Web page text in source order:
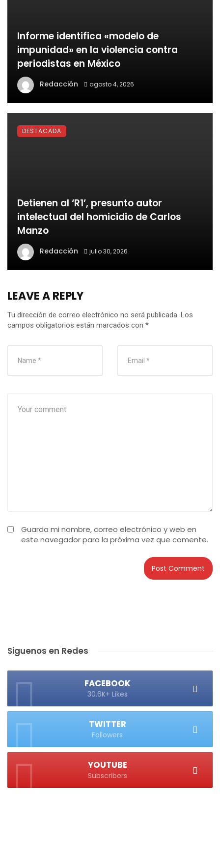
Informe identifica «modelo de
impunidad» en la violencia contra
periodistas en México
Redacción agosto 4, 2026
Detienen al ‘R1’, presunto autor
intelectual del homicidio de Carlos
Manzo
Redacción julio 30, 2026
DESTACADA
LEAVE A REPLY
Tu dirección de correo electrónico no será publicada. Los
campos obligatorios están marcados con *
Guarda mi nombre, correo electrónico y web en
este navegador para la próxima vez que comente.
Siguenos en Redes
FACEBOOK
30.6K+ Likes
TWITTER
Followers
YOUTUBE
Subscribers